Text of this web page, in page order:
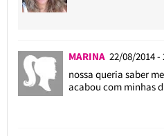
MARINA 22/08/2014 -
nossa queria saber
acabou com minhas